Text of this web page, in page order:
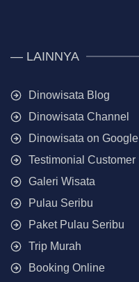
— LAINNYA
Dinowisata Blog
Dinowisata Channel
Dinowisata on Google
Testimonial Customer
Galeri Wisata
Pulau Seribu
Paket Pulau Seribu
Trip Murah
Booking Online